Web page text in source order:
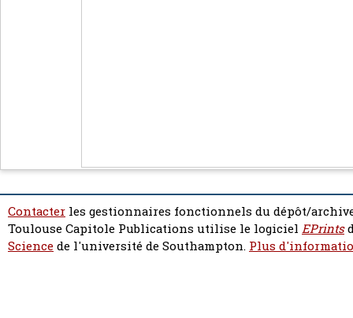
Contacter les gestionnaires fonctionnels du dépôt/
Toulouse Capitole Publications utilise le logiciel EPrints
Sciencede l'université de Southampton. Plus